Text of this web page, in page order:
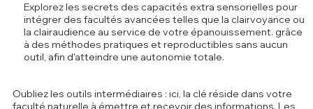
Explorez les secrets des capacités extra sensorielles pour
intégrer des facultés avancées telles que la clairvoyance ou
la clairaudience au service de votre épanouissement. grâce
à des méthodes pratiques et reproductibles sans aucun
outil, afin d'atteindre une autonomie totale.
Oubliez les outils intermédiaires : ici, la clé réside dans votre
faculté naturelle à émettre et recevoir des informations. Les